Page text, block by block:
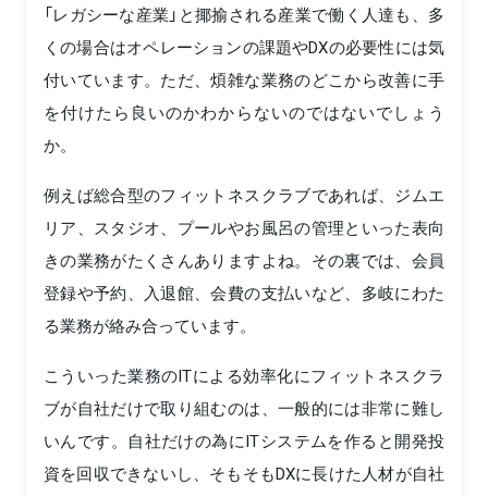
「レガシーな産業」と揶揄される産業で働く人達も、多
くの場合はオペレーションの課題やDXの必要性には気
付いています。ただ、煩雑な業務のどこから改善に手
を付けたら良いのかわからないのではないでしょう
か。
例えば総合型のフィットネスクラブであれば、ジムエ
リア、スタジオ、プールやお風呂の管理といった表向
きの業務がたくさんありますよね。その裏では、会員
登録や予約、入退館、会費の支払いなど、多岐にわた
る業務が絡み合っています。
こういった業務のITによる効率化にフィットネスクラ
ブが自社だけで取り組むのは、一般的には非常に難し
いんです。自社だけの為にITシステムを作ると開発投
資を回収できないし、そもそもDXに長けた人材が自社